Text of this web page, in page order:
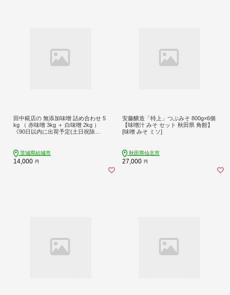
田中糀店の 無添加味噌 詰め合わせ 5
kg （ 赤味噌 3kg ＋ 白味噌 2kg ）
《90日以内に出荷予定(土日祝除
セット ---yuki_tnka_1_5kg---
茨城県結城市
14,000 円
安藤醸造「特上」つぶみそ 800g×6個
【味噌汁 みそ セット 秋田県 角館】
[味噌 みそ ミソ]
秋田県仙北市
27,000 円